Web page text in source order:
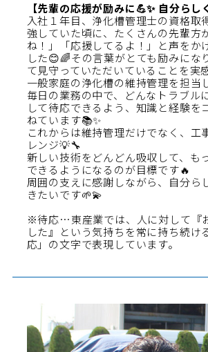
【先輩の応援が励みに💪✨ 自分らし
入社１年目、浄化槽管理士の資格取
強していた頃に、たくさんの先輩方
ね！」「応援してるよ！」と声をか
した😊🌈その言葉がとても励みにな
て見守っていただいていることを実
一般家庭の浄化槽の維持管理を担当
毎日の業務の中で、どんなトラブル
して待応できるよう、知識と経験を
ねています📚✨
これからは維持管理だけでなく、工
レンジ💡🔧
新しい技術をどんどん吸収して、も
できるようになるのが目標です🔥
周囲の支えに感謝しながら、自分ら
きたいです🌱💫
※待応…東産業では、人に対して『
した』という気持ちを常に持ち続け
応」の文字で表現しています。